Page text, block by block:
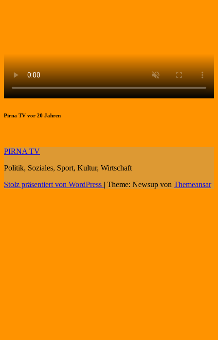
Pirna TV vor 20 Jahren
PIRNA TV
Politik, Soziales, Sport, Kultur, Wirtschaft
Stolz präsentiert von WordPress | Theme: Newsup von Themeansar